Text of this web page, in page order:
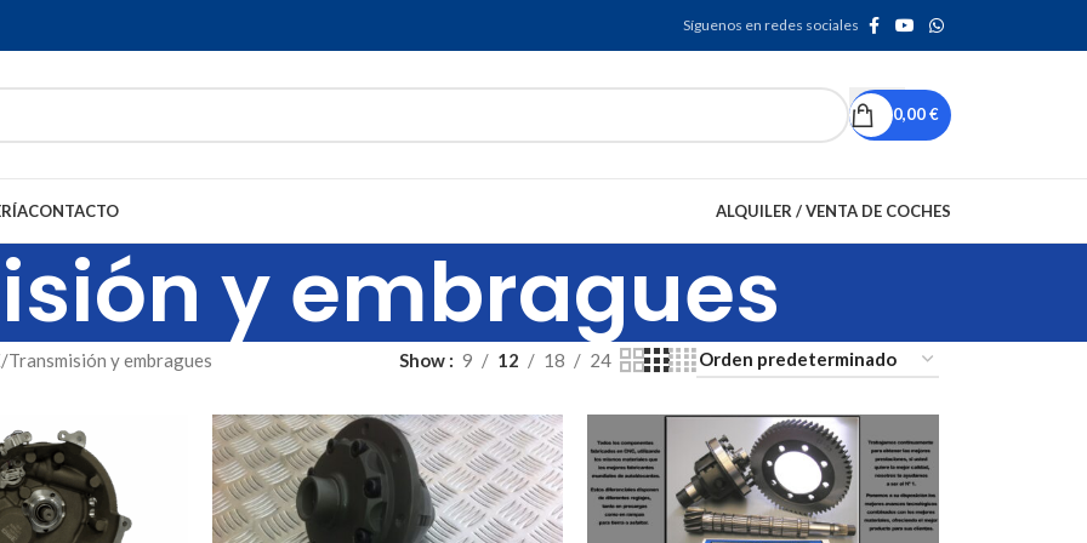
Síguenos en redes sociales
0,00€
CONTACTO ALQUILER / VENTA DE COCHES
y embragues
Transmisión y embragues Show 9 12 18 24